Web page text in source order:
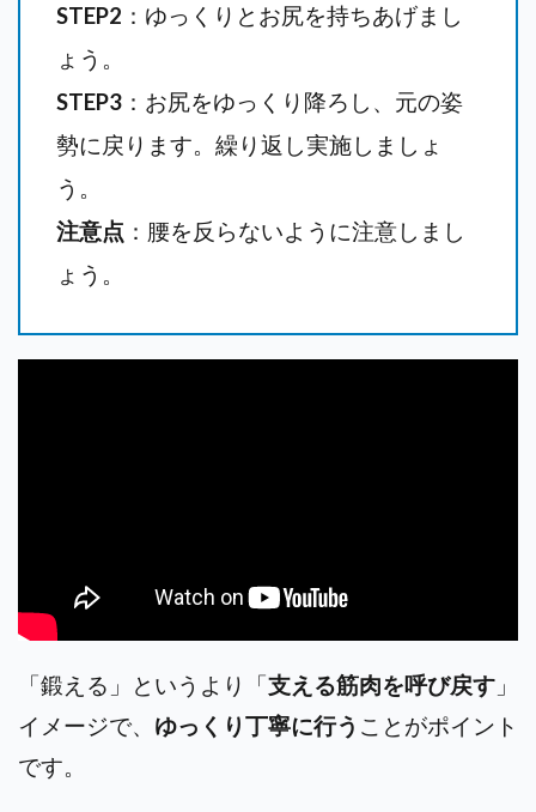
STEP2 ：ゆっくりとお尻を持ちあげまし
ょう。
STEP3 ：お尻をゆっくり降ろし、元の姿
勢に戻ります。繰り返し実施しましょ
う。
注意点 ：腰を反らないように注意しまし
ょう。
「鍛える」というより「支える筋肉を呼び戻す 」
イメージで、 ゆっくり丁寧に行う ことがポイント
です。